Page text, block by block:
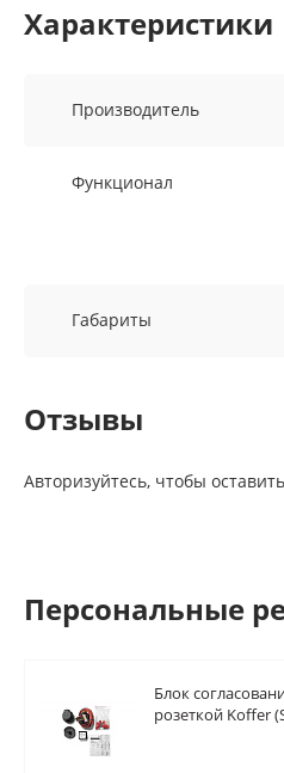
Характеристики
Производитель
Функционал
Габариты
Отзывы
Авторизуйтесь, чтобы
Персональные
Блок
розеткой Koffer